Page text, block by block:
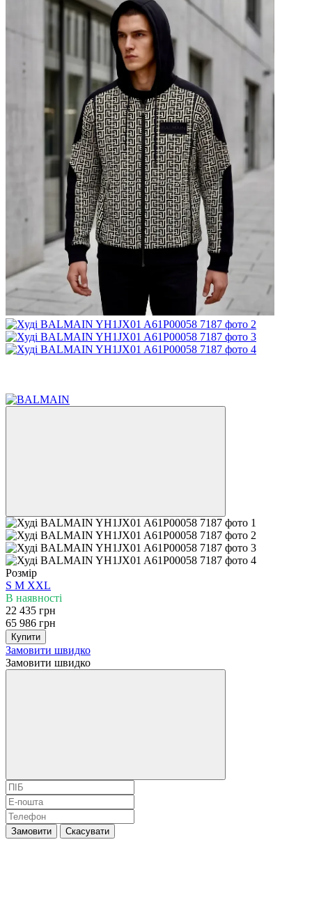
Розмір
S M XXL
В наявності
22 435 грн
65 986 грн
Купити
Замовити швидко
Замовити швидко
Замовити Скасувати